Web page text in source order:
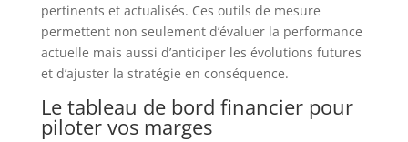
pertinents et actualisés. Ces outils de mesure
permettent non seulement d’évaluer la performance
actuelle mais aussi d’anticiper les évolutions futures
et d’ajuster la stratégie en conséquence.
Le tableau de bord financier pour
piloter vos marges